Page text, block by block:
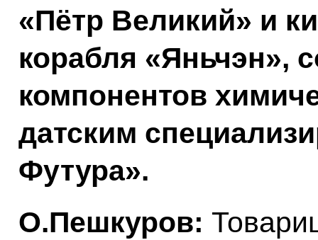
«Пётр Великий» и
корабля «Яньчэн»,
компонентов
датским
Футура».
О.Пешкуров: